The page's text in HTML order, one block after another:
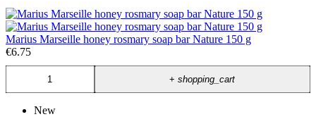
Marius Marseille honey rosmary soap bar Nature 150 g
€6.75
+shopping_cart
New